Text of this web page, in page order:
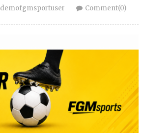
Author
demofgmsportuser Comment(0)